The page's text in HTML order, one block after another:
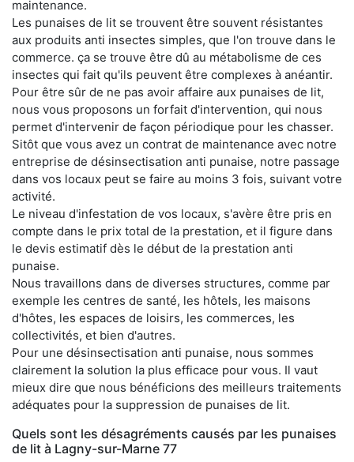
maintenance.
Les punaises de lit se trouvent être souvent résistantes
aux produits anti insectes simples, que l'on trouve dans le
commerce. ça se trouve être dû au métabolisme de ces
insectes qui fait qu'ils peuvent être complexes à anéantir.
Pour être sûr de ne pas avoir affaire aux punaises de lit,
nous vous proposons un forfait d'intervention, qui nous
permet d'intervenir de façon périodique pour les chasser.
Sitôt que vous avez un contrat de maintenance avec notre
entreprise de désinsectisation anti punaise, notre passage
dans vos locaux peut se faire au moins 3 fois, suivant votre
activité.
Le niveau d'infestation de vos locaux, s'avère être pris en
compte dans le prix total de la prestation, et il figure dans
le devis estimatif dès le début de la prestation anti
punaise.
Nous travaillons dans de diverses structures, comme par
exemple les centres de santé, les hôtels, les maisons
d'hôtes, les espaces de loisirs, les commerces, les
collectivités, et bien d'autres.
Pour une désinsectisation anti punaise, nous sommes
clairement la solution la plus efficace pour vous. Il vaut
mieux dire que nous bénéficions des meilleurs traitements
adéquates pour la suppression de punaises de lit.
Quels sont les désagréments causés par les punaises
de lit à Lagny-sur-Marne 77